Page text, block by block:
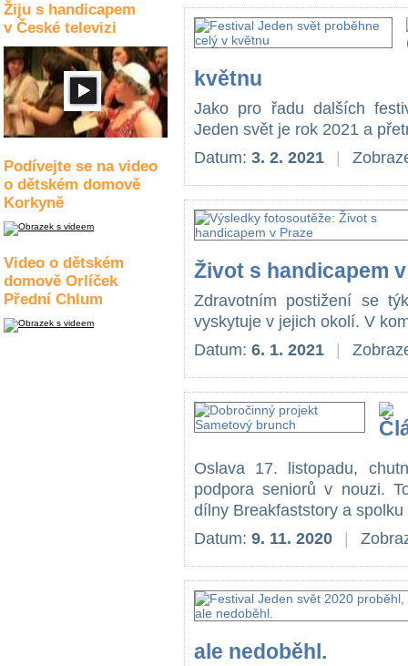
Žiju s handicapem
v České televizi
Podívejte se na video
o dětském domově
Korkyně
Video o dětském
domově Orlíček
Přední Chlum
květnu
Jako pro řadu dalších
Jeden svět je rok 2021 a
Datum: 3. 2. 2021
Život s handicapem
Zdravotním postižení se
vyskytuje v jejich okolí. V
Datum: 6. 1. 2021
Oslava 17. listopadu,
podpora seniorů v nouzi.
dílny Breakfaststory a
Datum: 9. 11. 2020
ale nedoběhl.